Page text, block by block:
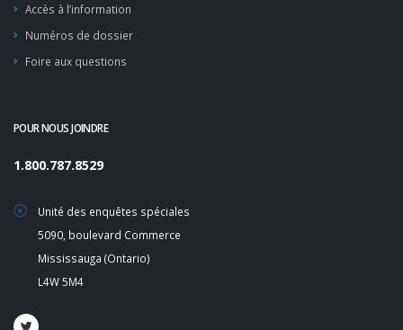
Accès à l’information
Numéros de dossier
Foire aux questions
POUR NOUS JOINDRE
1.800.787.8529
Unité des enquêtes spéciales
5090, boulevard Commerce
Mississauga (Ontario)
L4W 5M4